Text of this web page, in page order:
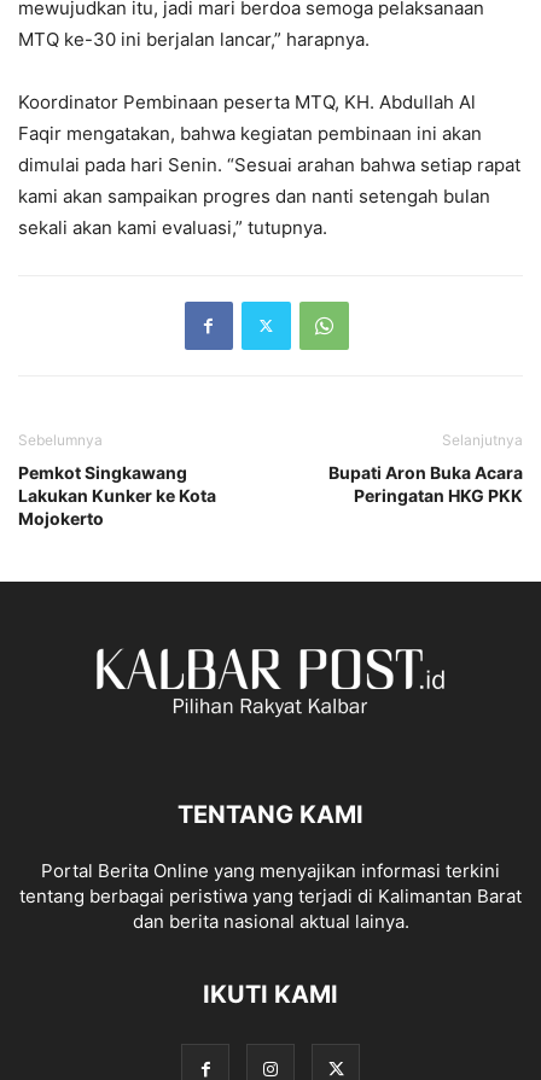
mewujudkan itu, jadi mari berdoa semoga pelaksanaan
MTQ ke-30 ini berjalan lancar,” harapnya.
Koordinator Pembinaan peserta MTQ, KH. Abdullah Al
Faqir mengatakan, bahwa kegiatan pembinaan ini akan
dimulai pada hari Senin. “Sesuai arahan bahwa setiap rapat
kami akan sampaikan progres dan nanti setengah bulan
sekali akan kami evaluasi,” tutupnya.
Sebelumnya
Pemkot Singkawang
Lakukan Kunker ke Kota
Mojokerto
Selanjutnya
Bupati Aron Buka Acara
Peringatan HKG PKK
TENTANG KAMI
Portal Berita Online yang menyajikan informasi terkini
tentang berbagai peristiwa yang terjadi di Kalimantan Barat
dan berita nasional aktual lainya.
IKUTI KAMI